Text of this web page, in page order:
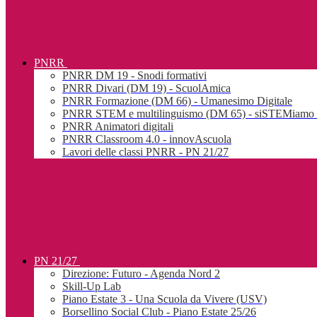
PNRR
PNRR DM 19 - Snodi formativi
PNRR Divari (DM 19) - ScuolAmica
PNRR Formazione (DM 66) - Umanesimo Digitale
PNRR STEM e multilinguismo (DM 65) - siSTEMiamo
PNRR Animatori digitali
PNRR Classroom 4.0 - innovAscuola
Lavori delle classi PNRR - PN 21/27
PN 21/27
Direzione: Futuro - Agenda Nord 2
Skill-Up Lab
Piano Estate 3 - Una Scuola da Vivere (USV)
Borsellino Social Club - Piano Estate 25/26